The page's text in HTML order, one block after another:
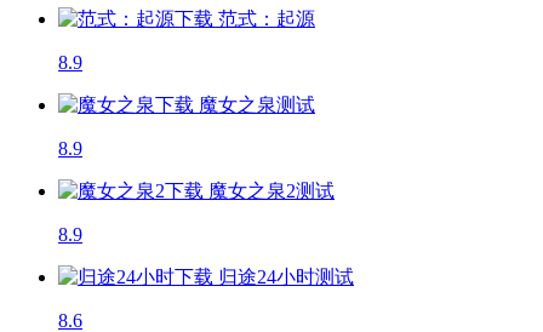
范式：起源
8.9
魔女之泉测试
8.9
魔女之泉2测试
8.9
归途24小时测试
8.6